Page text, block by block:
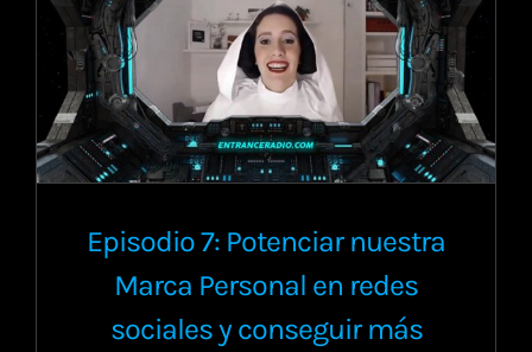
Episodio 7: Potenciar nuestra
Marca Personal en redes
sociales y conseguir más